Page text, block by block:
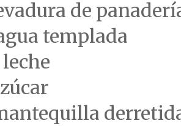
de
templada